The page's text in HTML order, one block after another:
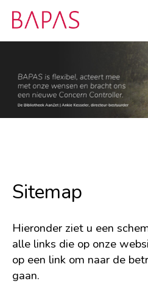
Sitemap
Hieronder ziet u een
alle links die op onze
op een link om naar de
gaan.